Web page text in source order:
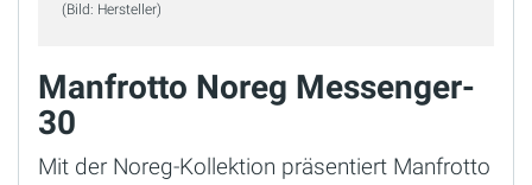
(Bild: Hersteller)
Manfrotto Noreg Messenger-
30
Mit der Noreg-Kollektion präsentiert Manfrotto